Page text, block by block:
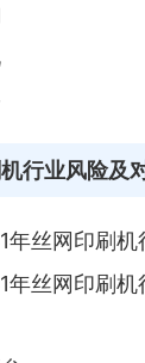
行业风险及
丝网印刷机
丝网印刷机